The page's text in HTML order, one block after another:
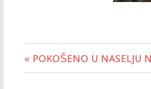
Post
« POKOŠENO U NASELJU